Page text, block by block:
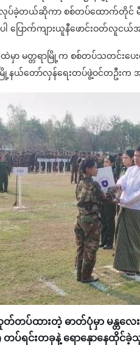
လုပ်ခဲ့တယ်ဆိုကာ စစ်တပ်ထောက်တိုင်
ပြောက်ကျားယူနီဖောင်းဝတ်လူငယ်
မှာ မတ္တရာမြို့က စစ်တပ်သတင်းပေး
နယ်တော်လှန်ရေးတပ်ဖွဲ့ဝင်တဦးက အ
ပ်ထားတဲ့ ဓာတ်ပုံမှာ မန္တလေး
ပ်ရင်းတခုနဲ့ ရောနှောနေထိုင်ခဲ့